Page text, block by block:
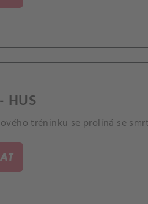
HUS
tréninku se prolíná se